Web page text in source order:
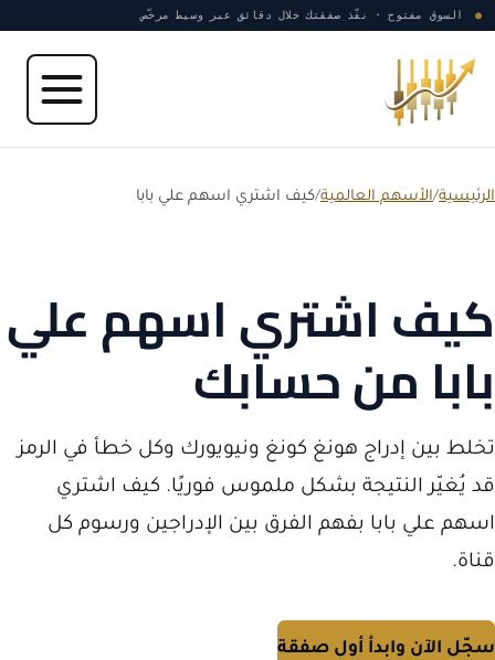
انتقل إلى المحتوى
● السوق مفتوح · نفّذ صفقتك خلال دقائق عبر وسيط مرخّص
الرئيسية/الأسهم العالمية/كيف اشتري اسهم علي بابا
كيف اشتري اسهم علي
بابا من حسابك
تخلط بين إدراج هونغ كونغ ونيويورك وكل خطأ في الرمز
قد يُغيّر النتيجة بشكل ملموس فوريًا. كيف اشتري
اسهم علي بابا بفهم الفرق بين الإدراجين ورسوم كل
قناة.
سجّل الآن وابدأ أول صفقة